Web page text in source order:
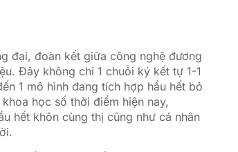
đại, đoàn kết giữa công nghệ đương
Đây không chỉ 1 chuỗi ký kết tự 1-1
1 mô hình đang tích hợp hầu hết bỏ
học số thời điểm hiện nay,
hết khôn cùng thị cũng như cá nhân